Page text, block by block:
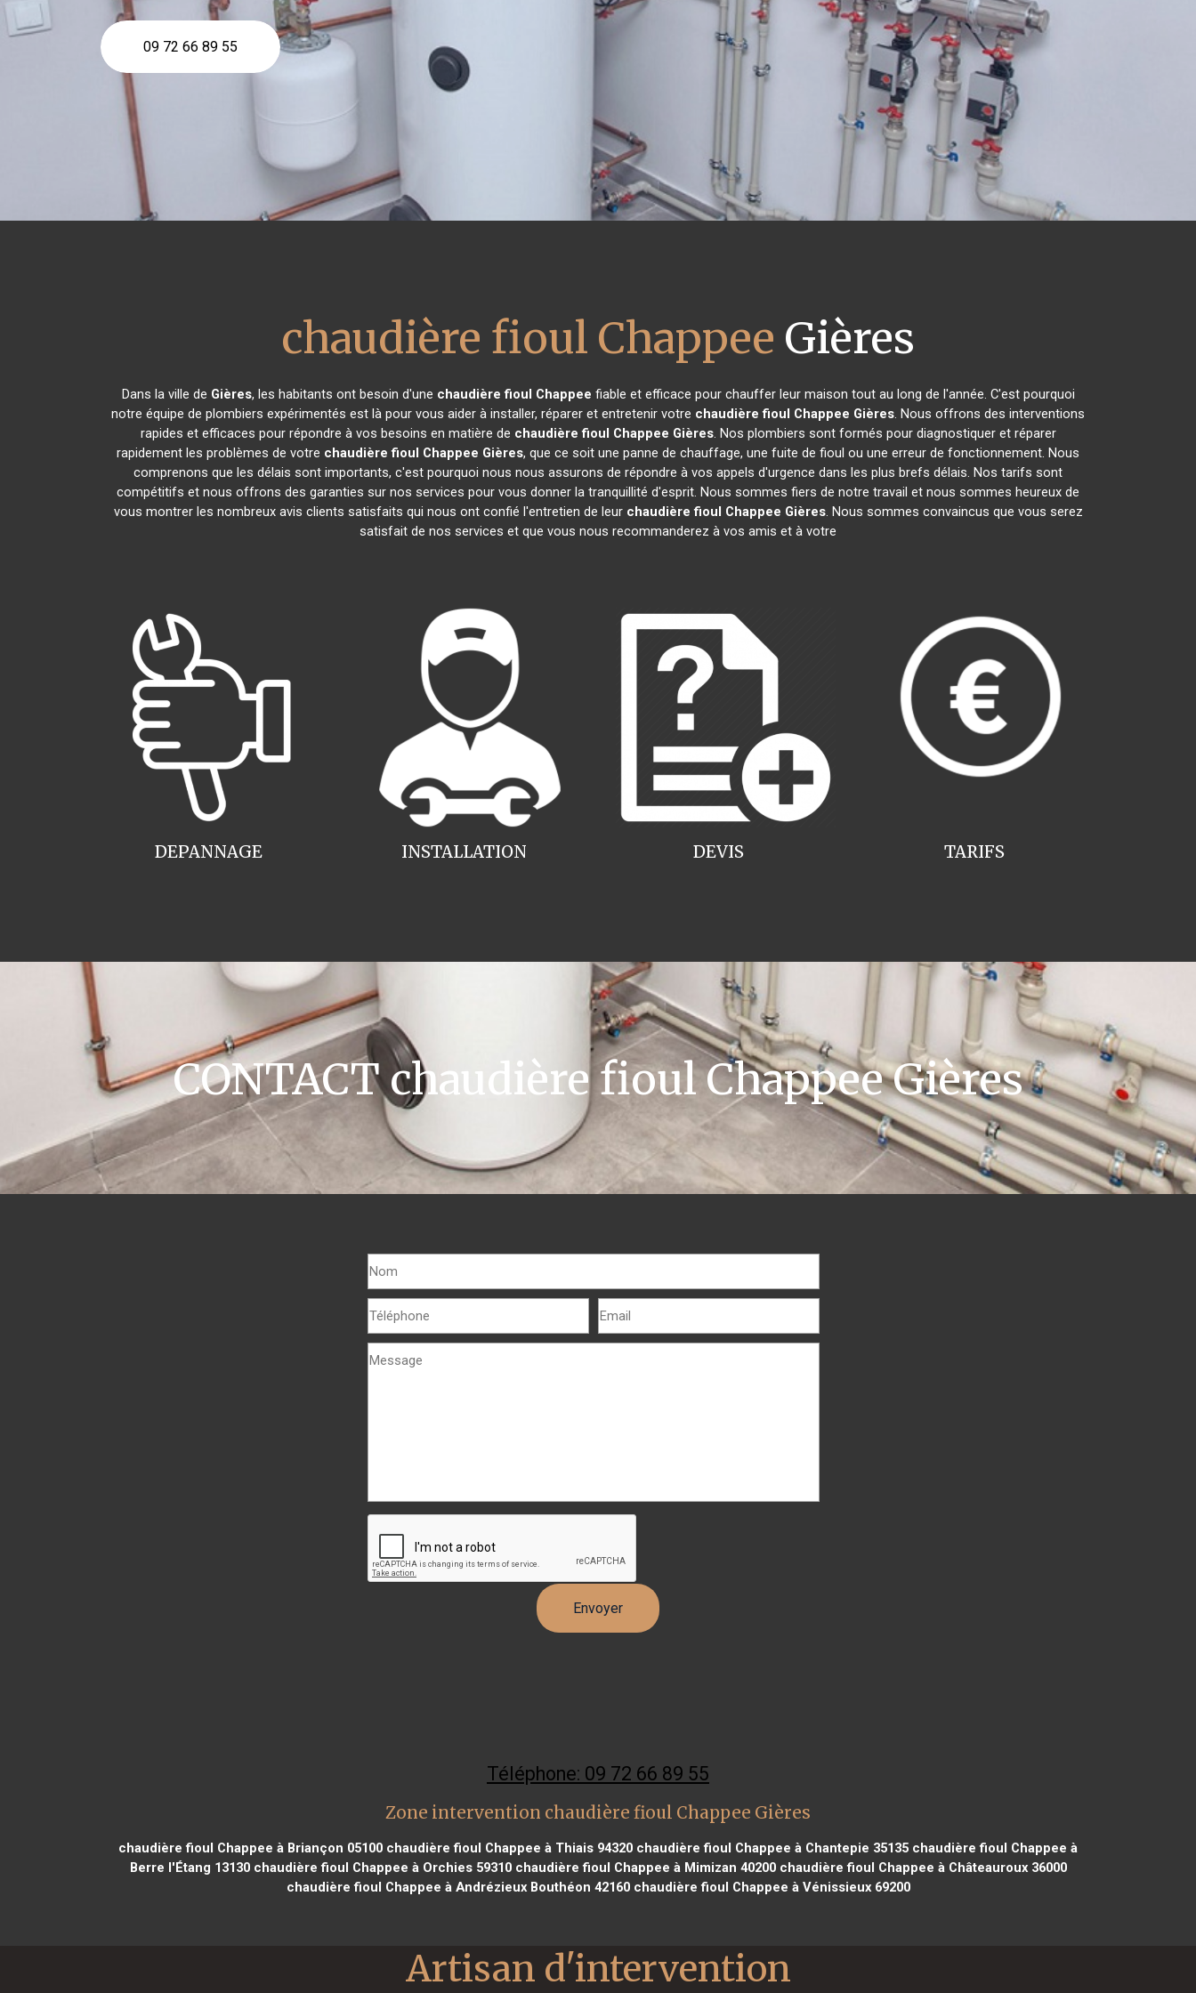
09 72 66 89 55
chaudière fioul Chappee Gières
Dans la ville de Gières, les habitants ont besoin d'une chaudière fioul Chappee fiable et efficace pour chauffer leur maison tout au long de l'année. C'est pourquoi
notre équipe de plombiers expérimentés est là pour vous aider à installer, réparer et entretenir votre chaudière fioul Chappee Gières. Nous offrons des interventions
rapides et efficaces pour répondre à vos besoins en matière de chaudière fioul Chappee Gières. Nos plombiers sont formés pour diagnostiquer et réparer
rapidement les problèmes de votre chaudière fioul Chappee Gières, que ce soit une panne de chauffage, une fuite de fioul ou une erreur de fonctionnement. Nous
comprenons que les délais sont importants, c'est pourquoi nous nous assurons de répondre à vos appels d'urgence dans les plus brefs délais. Nos tarifs sont
compétitifs et nous offrons des garanties sur nos services pour vous donner la tranquillité d'esprit. Nous sommes fiers de notre travail et nous sommes heureux de
vous montrer les nombreux avis clients satisfaits qui nous ont confié l'entretien de leur chaudière fioul Chappee Gières. Nous sommes convaincus que vous serez
satisfait de nos services et que vous nous recommanderez à vos amis et à votre
INSTALLATION
DEPANNAGE TARIFS
DEVIS
CONTACT chaudière fioul Chappee Gières
Téléphone: 09 72 66 89 55
Zone intervention chaudière fioul Chappee Gières
chaudière fioul Chappee à Briançon 05100 chaudière fioul Chappee à Thiais 94320 chaudière fioul Chappee à Chantepie 35135 chaudière fioul Chappee à
Berre l'Étang 13130chaudière fioul Chappee à Orchies 59310chaudière fioul Chappee à Mimizan 40200chaudière fioul Chappee à Châteauroux 36000
chaudière fioul Chappee à Andrézieux Bouthéon 42160chaudière fioul Chappee à Vénissieux 69200
Artisan d'intervention